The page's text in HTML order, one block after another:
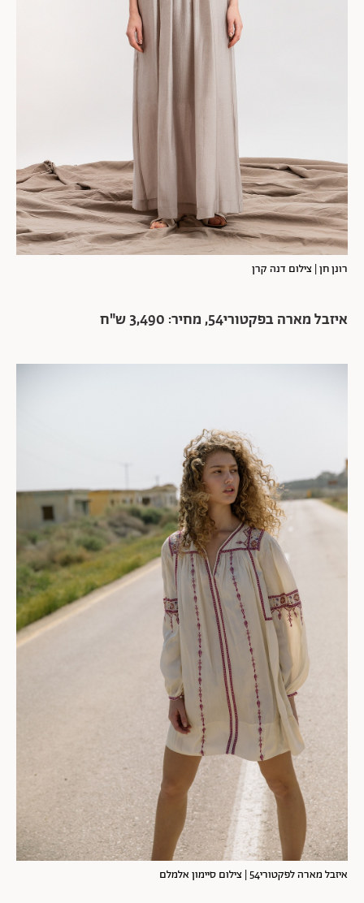
רונן חן | צילום דנה קרן
איזבל מארה בפקטורי54, מחיר: 3,490 ש"ח
איזבל מארה לפקטורי54 | צילום סיימון אלמלם